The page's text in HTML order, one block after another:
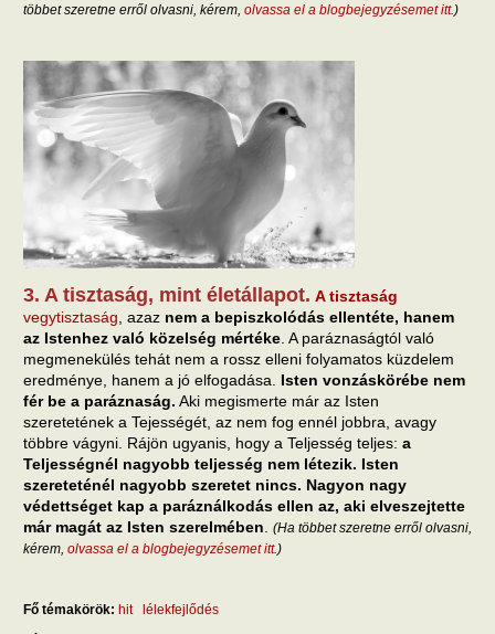
többet szeretne erről olvasni, kérem, olvassa el a blogbejegyzésemet itt.)
3. A tisztaság, mint életállapot. A tisztaság
vegytisztaság , azaz nem a bepiszkolódás ellentéte, hanem
az Istenhez való közelség mértéke . A paráznaságtól való
megmenekülés tehát nem a rossz elleni folyamatos küzdelem
eredménye, hanem a jó elfogadása. Isten vonzáskörébe nem
fér be a paráznaság. Aki megismerte már az Isten
szeretetének a Tejességét, az nem fog ennél jobbra, avagy
többre vágyni. Rájön ugyanis, hogy a Teljesség teljes: a
Teljességnél nagyobb teljesség nem létezik. Isten
szereteténél nagyobb szeretet nincs. Nagyon nagy
védettséget kap a paráználkodás ellen az, aki elveszejtette
már magát az Isten szerelmében
(Ha többet szeretne erről olvasni,
kérem, olvassa el a blogbejegyzésemet itt.)
Fő témakörök: hit
lélekfejlődés